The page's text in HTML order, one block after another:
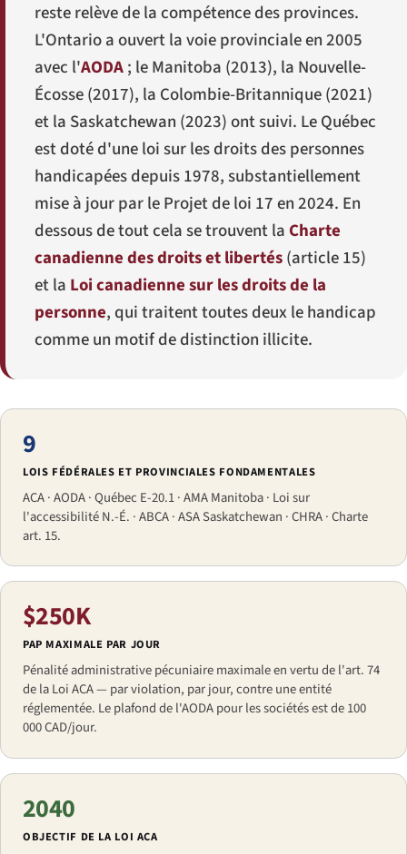
reste relève de la compétence des provinces.
L'Ontario a ouvert la voie provinciale en 2005
avec l'AODA; le Manitoba (2013), la Nouvelle-
Écosse (2017), la Colombie-Britannique (2021)
et la Saskatchewan (2023) ont suivi. Le Québec
est doté d'une loi sur les droits des personnes
handicapées depuis 1978, substantiellement
mise à jour par leProjet de loi 17en 2024. En
dessous de tout cela se trouvent la Charte
canadienne des droits et libertés(article 15)
et la Loi canadienne sur les droits de la
personne, qui traitent toutes deux le handicap
comme un motif de distinction illicite.
9
LOIS FÉDÉRALES ET PROVINCIALES FONDAMENTALES
ACA · AODA · Québec E-20.1 · AMA Manitoba · Loi sur
l'accessibilité N.-É. · ABCA · ASA Saskatchewan · CHRA · Charte
art. 15.
$250K
PAP MAXIMALE PAR JOUR
Pénalité administrative pécuniaire maximale en vertu de l'art. 74
de la Loi ACA — par violation, par jour, contre une entité
réglementée. Le plafond de l'AODA pour les sociétés est de 100
000 CAD/jour.
2040
OBJECTIF DE LA LOI ACA